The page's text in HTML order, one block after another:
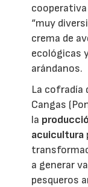
“muy
crema de
ecológicas
arándanos.
La cofradía
Cangas
la
acuicultura
a generar
pesqueros